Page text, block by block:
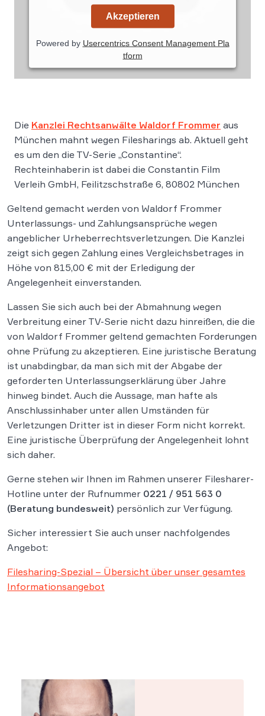
Akzeptieren
Powered by Usercentrics Consent Management Pla
tform
Die Kanzlei Rechtsanwälte Waldorf Frommer aus
München mahnt wegen Filesharings ab. Aktuell geht
es um den die TV-Serie „Constantine“.
Rechteinhaberin ist dabei die Constantin Film
Verleih GmbH, Feilitzschstraße 6, 80802 München
Geltend gemacht werden von Waldorf Frommer
Unterlassungs- und Zahlungsansprüche wegen
angeblicher Urheberrechtsverletzungen. Die Kanzlei
zeigt sich gegen Zahlung eines Vergleichsbetrages in
Höhe von 815,00 € mit der Erledigung der
Angelegenheit einverstanden.
Lassen Sie sich auch bei der Abmahnung wegen
Verbreitung einer TV-Serie nicht dazu hinreißen, die die
von Waldorf Frommer geltend gemachten Forderungen
ohne Prüfung zu akzeptieren. Eine juristische Beratung
ist unabdingbar, da man sich mit der Abgabe der
geforderten Unterlassungserklärung über Jahre
hinweg bindet. Auch die Aussage, man hafte als
Anschlussinhaber unter allen Umständen für
Verletzungen Dritter ist in dieser Form nicht korrekt.
Eine juristische Überprüfung der Angelegenheit lohnt
sich daher.
Gerne stehen wir Ihnen im Rahmen unserer Filesharer-
Hotline unter der Rufnummer 0221 / 951 563 0
(Beratung bundesweit) persönlich zur Verfügung.
Sicher interessiert Sie auch unser nachfolgendes
Angebot:
Filesharing-Spezial – Übersicht über unser gesamtes
Informationsangebot